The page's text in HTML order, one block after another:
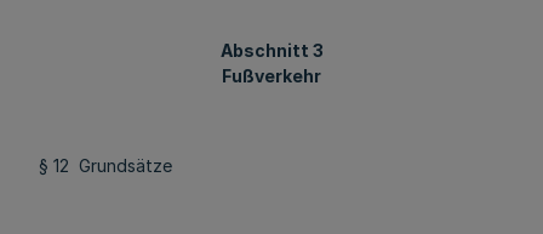
Abschnitt 3
Fußverkehr
§ 12 Grundsätze